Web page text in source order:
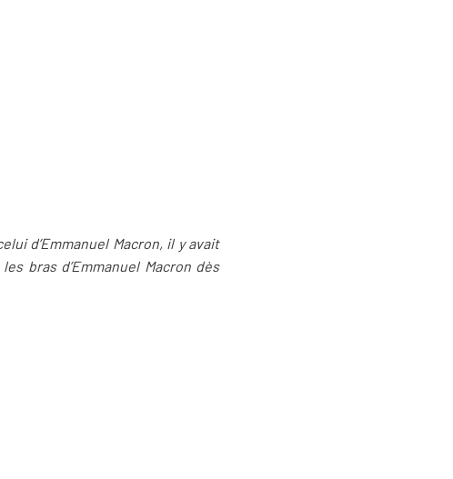
d’Emmanuel Macron, il y avait
bras d’Emmanuel Macron dès